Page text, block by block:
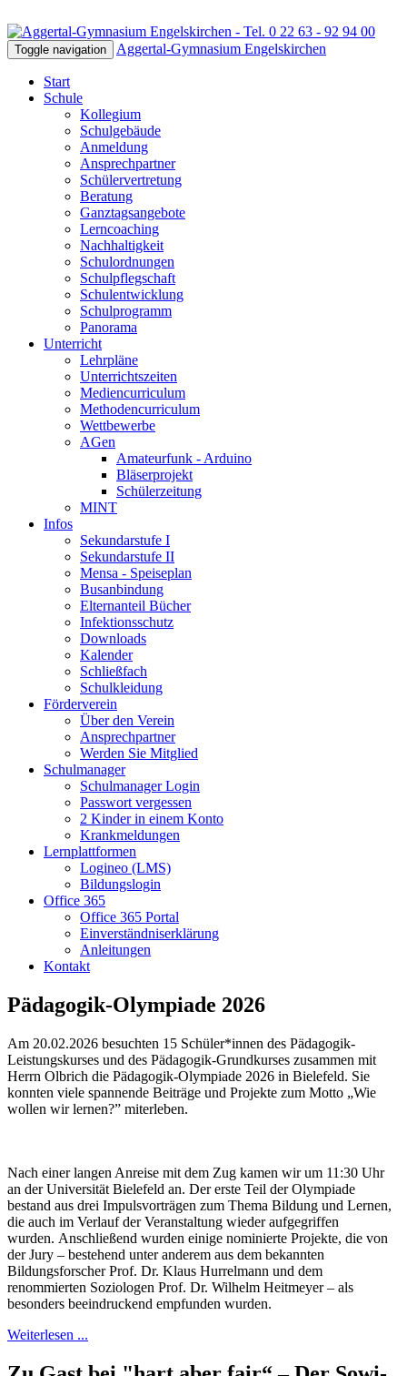
Toggle navigation Aggertal-Gymnasium Engelskirchen
Start
Schule
Kollegium
Schulgebäude
Anmeldung
Ansprechpartner
Schülervertretung
Beratung
Ganztagsangebote
Lerncoaching
Nachhaltigkeit
Schulordnungen
Schulpflegschaft
Schulentwicklung
Schulprogramm
Panorama
Unterricht
Lehrpläne
Unterrichtszeiten
Mediencurriculum
Methodencurriculum
Wettbewerbe
AGen
Amateurfunk - Arduino
Bläserprojekt
Schülerzeitung
MINT
Infos
Sekundarstufe I
Sekundarstufe II
Mensa - Speiseplan
Busanbindung
Elternanteil Bücher
Infektionsschutz
Downloads
Kalender
Schließfach
Schulkleidung
Förderverein
Über den Verein
Ansprechpartner
Werden Sie Mitglied
Schulmanager
Schulmanager Login
Passwort vergessen
2 Kinder in einem Konto
Krankmeldungen
Lernplattformen
Logineo (LMS)
Bildungslogin
Office 365
Office 365 Portal
Einverständniserklärung
Anleitungen
Kontakt
Pädagogik-Olympiade 2026
Am 20.02.2026 besuchten 15 Schüler*innen des Pädagogik-
Leistungskurses und des Pädagogik-Grundkurses zusammen mit
Herrn Olbrich die Pädagogik-Olympiade 2026 in Bielefeld. Sie
konnten viele spannende Beiträge und Projekte zum Motto „Wie
wollen wir lernen?” miterleben.
Nach einer langen Anreise mit dem Zug kamen wir um 11:30 Uhr
an der Universität Bielefeld an. Der erste Teil der Olympiade
bestand aus drei Impulsvorträgen zum Thema Bildung und Lernen,
die auch im Verlauf der Veranstaltung wieder aufgegriffen
wurden. Anschließend wurden einige nominierte Projekte, die von
der Jury – bestehend unter anderem aus dem bekannten
Bildungsforscher Prof. Dr. Klaus Hurrelmann und dem
renommierten Soziologen Prof. Dr. Wilhelm Heitmeyer– als
besonders beeindruckend empfunden wurden.
Weiterlesen ...